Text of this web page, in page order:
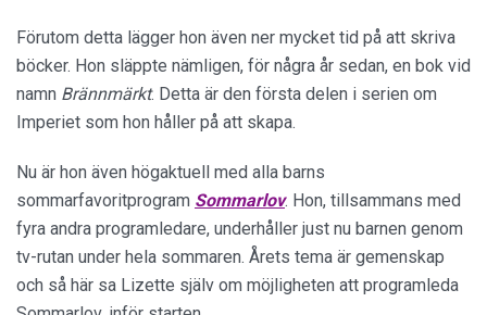
Förutom detta lägger hon även ner mycket tid på att skriva
böcker. Hon släppte nämligen, för några år sedan, en bok vid
namn Brännmärkt. Detta är den första delen i serien om
Imperiet som hon håller på att skapa.
Nu är hon även högaktuell med alla barns
sommarfavoritprogram Sommarlov. Hon, tillsammans med
fyra andra programledare, underhåller just nu barnen genom
tv-rutan under hela sommaren. Årets tema är gemenskap
och så här sa Lizette själv om möjligheten att programleda